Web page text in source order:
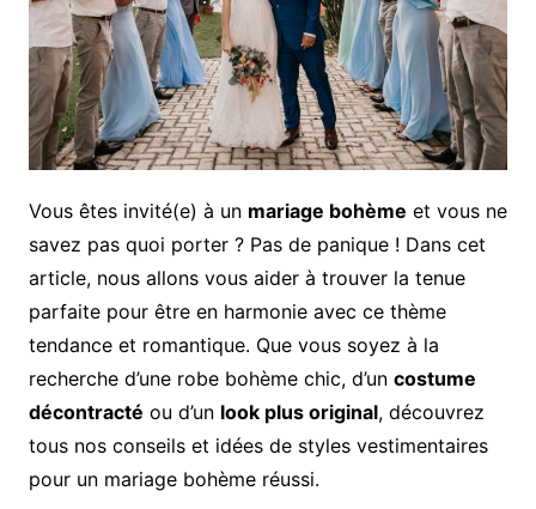
Vous êtes invité(e) à un mariage bohème et vous ne
savez pas quoi porter ? Pas de panique ! Dans cet
article, nous allons vous aider à trouver la tenue
parfaite pour être en harmonie avec ce thème
tendance et romantique. Que vous soyez à la
recherche d’une robe bohème chic, d’un costume
décontracté ou d’un look plus original, découvrez
tous nos conseils et idées de styles vestimentaires
pour un mariage bohème réussi.